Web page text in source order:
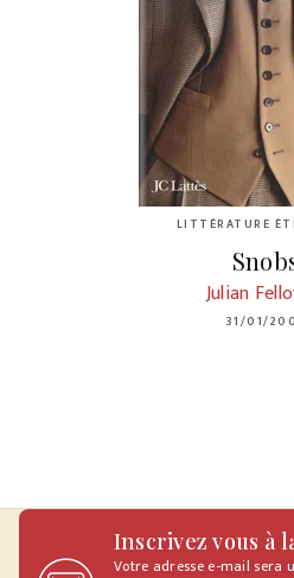
LITTÉRATURE
Julian
31/01/
Inscrivez vous à
Votre adresse e-mail sera